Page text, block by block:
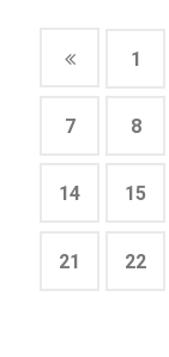
1
7 8
14 15
21 22